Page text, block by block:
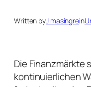
Written byJ masingrein
Die Finanzmärkte
kontinuierlichen